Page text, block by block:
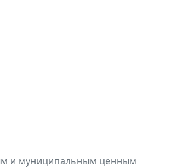
и муниципальным ценным